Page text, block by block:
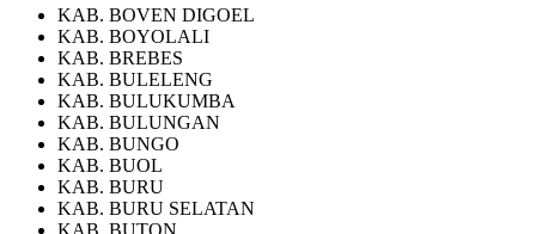
KAB. BOVEN DIGOEL
KAB. BOYOLALI
KAB. BREBES
KAB. BULELENG
KAB. BULUKUMBA
KAB. BULUNGAN
KAB. BUNGO
KAB. BUOL
KAB. BURU
KAB. BURU SELATAN
KAB. BUTON